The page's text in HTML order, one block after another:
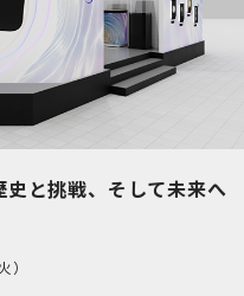
と挑戦、そして未来へ